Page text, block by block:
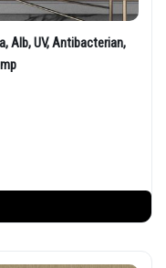
Alb, UV, Antibacterian,